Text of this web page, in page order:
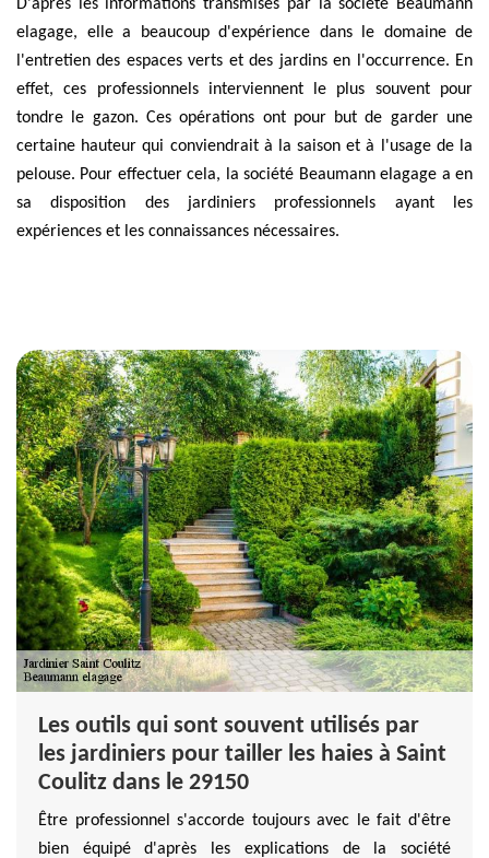
D'après les informations transmises par la société Beaumann
elagage, elle a beaucoup d'expérience dans le domaine de
l'entretien des espaces verts et des jardins en l'occurrence. En
effet, ces professionnels interviennent le plus souvent pour
tondre le gazon. Ces opérations ont pour but de garder une
certaine hauteur qui conviendrait à la saison et à l'usage de la
pelouse. Pour effectuer cela, la société Beaumann elagage a en
sa disposition des jardiniers professionnels ayant les
expériences et les connaissances nécessaires.
Les outils qui sont souvent utilisés par
les jardiniers pour tailler les haies à Saint
Coulitz dans le 29150
Être professionnel s'accorde toujours avec le fait d'être
bien équipé d'après les explications de la société